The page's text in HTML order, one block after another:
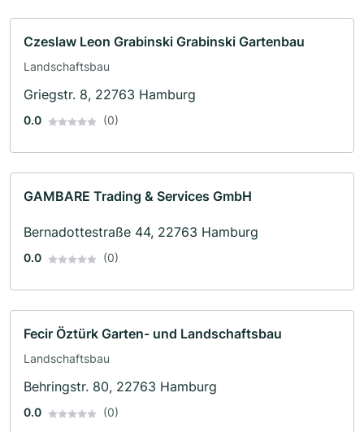
Czeslaw Leon Grabinski Grabinski Gartenbau
Landschaftsbau
Griegstr. 8, 22763 Hamburg
0.0 (0)
GAMBARE Trading & Services GmbH
Bernadottestraße 44, 22763 Hamburg
0.0 (0)
Fecir Öztürk Garten- und Landschaftsbau
Landschaftsbau
Behringstr. 80, 22763 Hamburg
0.0 (0)